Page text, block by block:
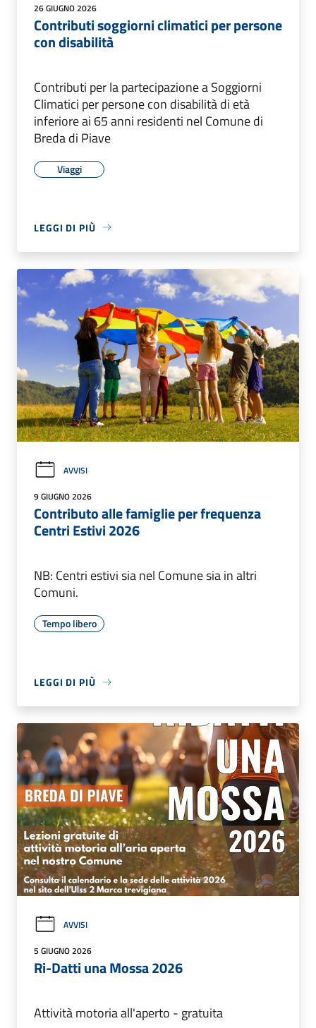
26 GIUGNO 2026
Contributi soggiorni climatici per persone
con disabilità
Contributi per la partecipazione a Soggiorni
Climatici per persone con disabilità di età
inferiore ai 65 anni residenti nel Comune di
Breda di Piave
Viaggi
LEGGI DI PIÙ
AVVISI
9 GIUGNO 2026
Contributo alle famiglie per frequenza
Centri Estivi 2026
NB: Centri estivi sia nel Comune sia in altri
Comuni.
Tempo libero
LEGGI DI PIÙ
AVVISI
5 GIUGNO 2026
Ri-Datti una Mossa 2026
Attività motoria all'aperto - gratuita